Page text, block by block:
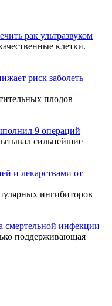
рак ультразвуком
клетки.
риск заболеть
плодов
9 операций
сильнейшие
и лекарствами от
ингибиторов
смертельной инфекции
поддерживающая